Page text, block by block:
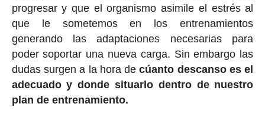
progresar y que el organismo asimile el estrés al
que le sometemos en los entrenamientos
generando las adaptaciones necesarias para
poder soportar una nueva carga. Sin embargo las
dudas surgen a la hora decúanto descanso es el
adecuado y donde situarlo dentro de nuestro
plan de entrenamiento.